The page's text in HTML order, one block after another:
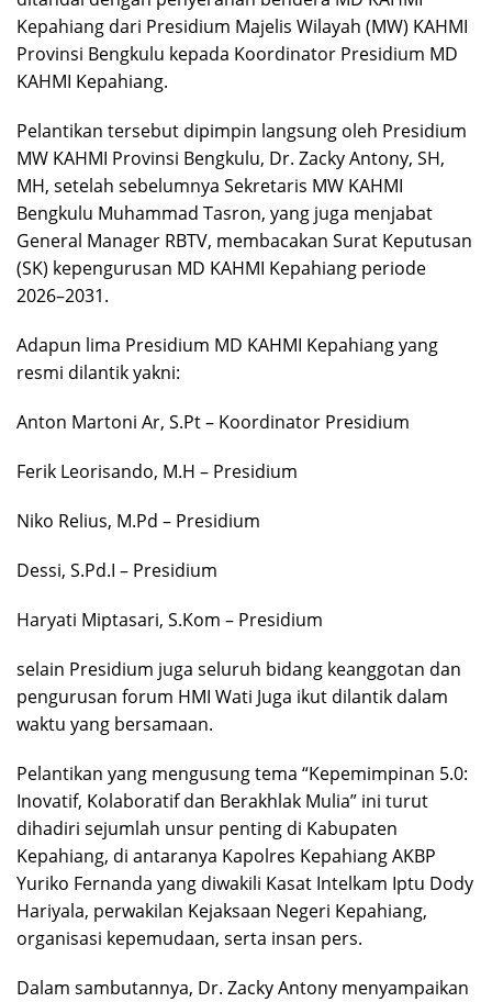
Kepahiang dari Presidium Majelis Wilayah (MW) KAHMI
Provinsi Bengkulu kepada Koordinator Presidium MD
KAHMI Kepahiang.
Pelantikan tersebut dipimpin langsung oleh Presidium
MW KAHMI Provinsi Bengkulu, Dr. Zacky Antony, SH,
MH, setelah sebelumnya Sekretaris MW KAHMI
Bengkulu Muhammad Tasron, yang juga menjabat
General Manager RBTV, membacakan Surat Keputusan
(SK) kepengurusan MD KAHMI Kepahiang periode
2026–2031.
Adapun lima Presidium MD KAHMI Kepahiang yang
resmi dilantik yakni:
Anton Martoni Ar, S.Pt – Koordinator Presidium
Ferik Leorisando, M.H – Presidium
Niko Relius, M.Pd – Presidium
Dessi, S.Pd.I – Presidium
Haryati Miptasari, S.Kom – Presidium
selain Presidium juga seluruh bidang keanggotan dan
pengurusan forum HMI Wati Juga ikut dilantik dalam
waktu yang bersamaan.
Pelantikan yang mengusung tema “Kepemimpinan 5.0:
Inovatif, Kolaboratif dan Berakhlak Mulia” ini turut
dihadiri sejumlah unsur penting di Kabupaten
Kepahiang, di antaranya Kapolres Kepahiang AKBP
Yuriko Fernanda yang diwakili Kasat Intelkam Iptu Dody
Hariyala, perwakilan Kejaksaan Negeri Kepahiang,
organisasi kepemudaan, serta insan pers.
Dalam sambutannya, Dr. Zacky Antony menyampaikan